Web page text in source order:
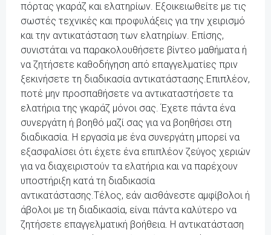
πόρτας γκαράζ και ελατηρίων. Εξοικειωθείτε με τις
σωστές τεχνικές και προφυλάξεις για την χειρισμό
και την αντικατάσταση των ελατηρίων. Επίσης,
συνιστάται να παρακολουθήσετε βίντεο μαθήματα ή
να ζητήσετε καθοδήγηση από επαγγελματίες πριν
ξεκινήσετε τη διαδικασία αντικατάστασης.Επιπλέον,
ποτέ μην προσπαθήσετε να αντικαταστήσετε τα
ελατήρια της γκαράζ μόνοι σας. Έχετε πάντα ένα
συνεργάτη ή βοηθό μαζί σας για να βοηθήσει στη
διαδικασία. Η εργασία με ένα συνεργάτη μπορεί να
εξασφαλίσει ότι έχετε ένα επιπλέον ζεύγος χεριών
για να διαχειριστούν τα ελατήρια και να παρέχουν
υποστήριξη κατά τη διαδικασία
αντικατάστασης.Τέλος, εάν αισθάνεστε αμφίβολοι ή
άβολοι με τη διαδικασία, είναι πάντα καλύτερο να
ζητήσετε επαγγελματική βοήθεια. Η αντικατάσταση